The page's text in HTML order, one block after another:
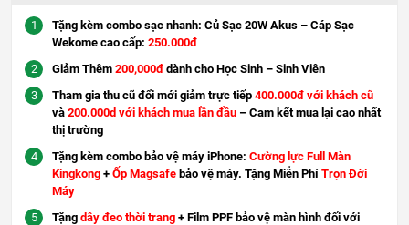
Tặng kèm combo sạc nhanh: Củ Sạc 20W Akus – Cáp Sạc
Wekome cao cấp: 250.000đ
Giảm Thêm 200,000đ dành cho Học Sinh – Sinh Viên
Tham gia thu cũ đổi mới giảm trực tiếp 400.000đ với khách cũ
và 200.000d với khách mua lần đầu – Cam kết mua lại cao nhất
thị trường
Tặng kèm combo bảo vệ máy iPhone: Cường lực Full Màn
Kingkong + Ốp Magsafe bảo vệ máy. Tặng Miễn Phí Trọn Đời
Máy
Tặng dây đeo thời trang + Film PPF bảo vệ màn hình đối với